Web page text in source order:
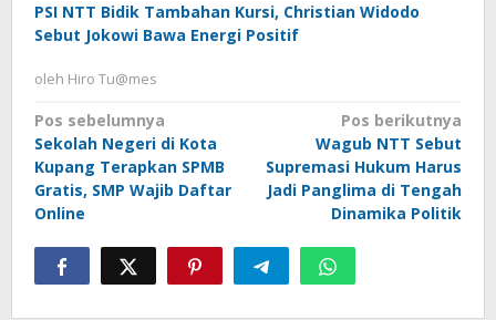
PSI NTT Bidik Tambahan Kursi, Christian Widodo
Sebut Jokowi Bawa Energi Positif
oleh Hiro Tu@mes
Navigasi
pos
Pos sebelumnya
Sekolah Negeri di Kota
Kupang Terapkan SPMB
Gratis, SMP Wajib Daftar
Online
Pos berikutnya
Wagub NTT Sebut
Supremasi Hukum Harus
Jadi Panglima di Tengah
Dinamika Politik